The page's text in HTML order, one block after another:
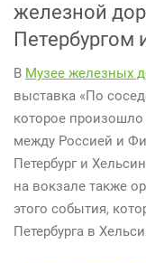
железной
Петербургом
В Музее железных
выставка «По
которое
между Россией и
Петербург и
на вокзале также
этого события,
Петербурга в